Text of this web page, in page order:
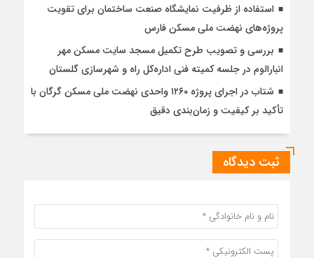
استفاده از ظرفیت نمایشگاه صنعت ساختمان برای تقویت
پروژه‌های نهضت ملی مسکن فارس
بررسی و تصویب طرح تکمیل مسجد سایت مسکن مهر
انبارالوم در جلسه کمیته فنی اداره‌کل راه و شهرسازی گلستان
شتاب در اجرای پروژه ۱۲۶۰ واحدی نهضت ملی مسکن گرگان با
تأکید بر کیفیت و زمان‌بندی دقیق
ثبت دیدگاه